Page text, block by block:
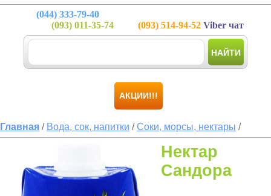
(044) 333-79-40
(093) 011-35-74 (093) 514-94-52 Viber чат
НАЙТИ
АКЦИИ!!!
Главная / Вода, сок, напитки /Соки, морсы, нектары /
Нектар
Сандора